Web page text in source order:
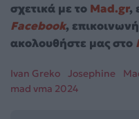
σχετικά με το Mad.gr,
Facebook,
ακολουθήστε μας στο
Ivan Greko Josephine
mad vma 2024